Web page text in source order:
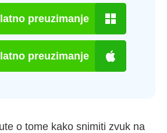
preuzimanje
preuzimanje
o tome kako snimiti zvuk na